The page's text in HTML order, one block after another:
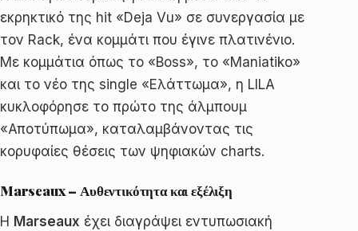
εκρηκτικό της hit «Deja Vu» σε συνεργασία με
τον Rack, ένα κομμάτι που έγινε πλατινένιο.
Με κομμάτια όπως το «Boss», το «Maniatiko»
και το νέο της single «Ελάττωμα», η LILA
κυκλοφόρησε το πρώτο της άλμπουμ
«Αποτύπωμα», καταλαμβάνοντας τις
κορυφαίες θέσεις των ψηφιακών charts.
Marseaux – Αυθεντικότητα και εξέλιξη
Η Marseaux έχει διαγράψει εντυπωσιακή